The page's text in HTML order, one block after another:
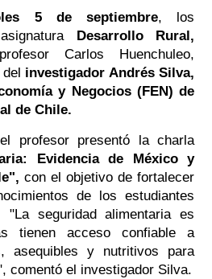
5 de septiembre, los
Desarrollo Rural,
Carlos Huenchuleo,
investigador Andrés Silva,
y Negocios (FEN) de
de Chile.
profesor presentó la charla
Evidencia de México y
con el objetivo de fortalecer
de los estudiantes
"La seguridad alimentaria es
tienen acceso confiable a
asequibles y nutritivos para
comentó el investigador Silva.